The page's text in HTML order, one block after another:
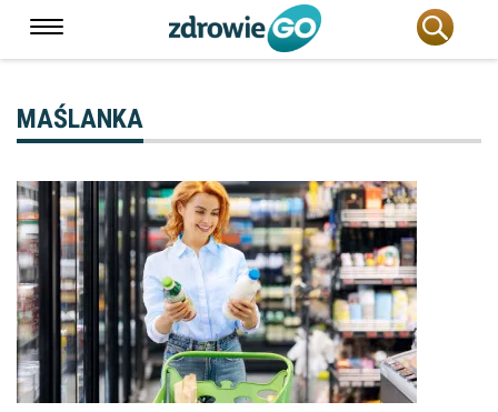
MAŚLANKA